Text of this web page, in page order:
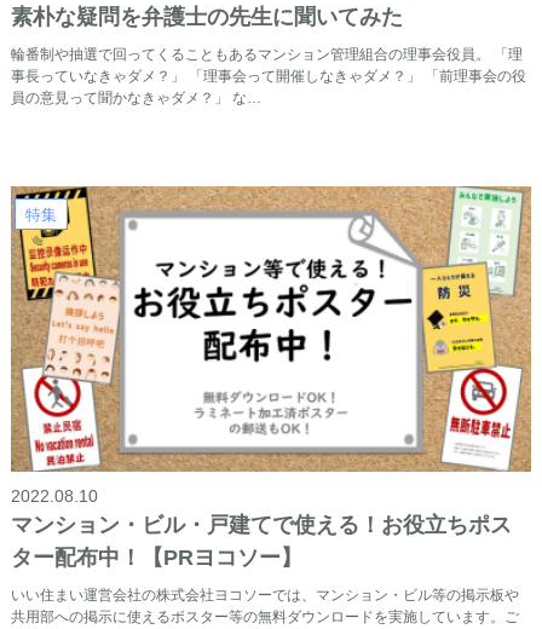
素朴な疑問を弁護士の先生に聞いてみた
輪番制や抽選で回ってくることもあるマンション管理組合の理事会役員。 「理
事長っていなきゃダメ？」 「理事会って開催しなきゃダメ？」 「前理事会の役
員の意見って聞かなきゃダメ？」 な…
特集
2022.08.10
マンション・ビル・戸建てで使える！お役立ちポス
ター配布中！【PRヨコソー】
いい住まい運営会社の株式会社ヨコソーでは、マンション・ビル等の掲示板や
共用部への掲示に使えるポスター等の無料ダウンロードを実施しています。ご